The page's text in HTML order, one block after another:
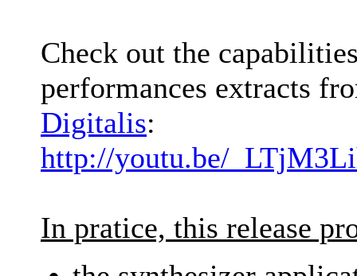
Check out the
performances extracts
Digitalis:
http://youtu.be/
In pratice, this release